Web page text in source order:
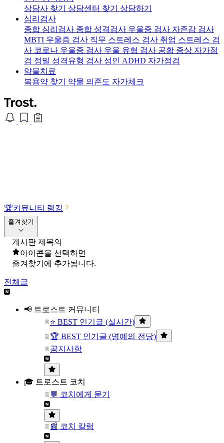
상담사 찾기 상담센터 찾기 상담하기
심리검사
종합 심리검사 종합 성격검사 우울증 검사 자존감 검사
MBTI 우울증 검사 직무 스트레스 검사 취업 스트레스 검
사 코로나 우울증 검사 우울 유형 검사 공황 증상 자가점
검 정밀 성격유형 검사 성인 ADHD 자가점검
약물치료
복용약 찾기 약물 의존도 자가체크
🏆커뮤니티 랭킹
즐겨찾기
게시판 제목의
아이콘을 선택하면
즐겨찾기에 추가됩니다.
전체글
📢 트로스트 커뮤니티
⭐ BEST 인기글 (실시간)
🏆 BEST 인기글 (명예의 전당)
공지사항
🎓 트로스트 코치
💬 코치에게 묻기
📰 코치 칼럼